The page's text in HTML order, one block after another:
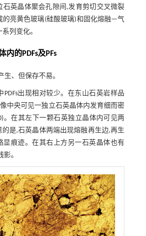
石英晶体聚会孔隙间,发育剪切交叉微裂
的亮黄色玻璃(硅酸玻璃)和固化熔融—气
列变化。
内的PDFs及PFs
生、但保存不易。
PDFs出现相对较少。在东山石英岩样品
像中央可见一独立石英晶体内发育细而密
)。在其左下一颗石英独立晶体内可见两
的是,石英晶体两端出现熔融再生边,再生
显痕迹。在其右上方另一石英晶体也有
影。